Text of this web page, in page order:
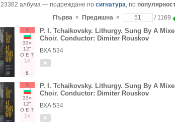
23362 албума — подреждане по сигнатура, по
Първа « Предишна « / 1169
Х
33○
12"
О Е Т
14
5
P. I. Tchaikovsky. Lithurgy. Sung By A
Choir. Conductor: Dimiter Rouskov
ВХА 534
Х
33○
12"
О Е Т
14
P. I. Tchaikovsky. Lithurgy. Sung By A
Choir. Conductor: Dimiter Rouskov
ВХА 534